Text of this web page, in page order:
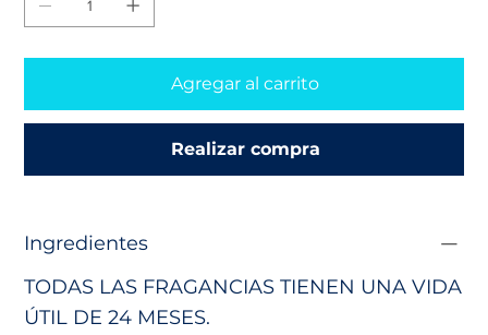
Agregar al carrito
Realizar compra
Ingredientes
TODAS LAS FRAGANCIAS TIENEN UNA VIDA
ÚTIL DE 24 MESES.